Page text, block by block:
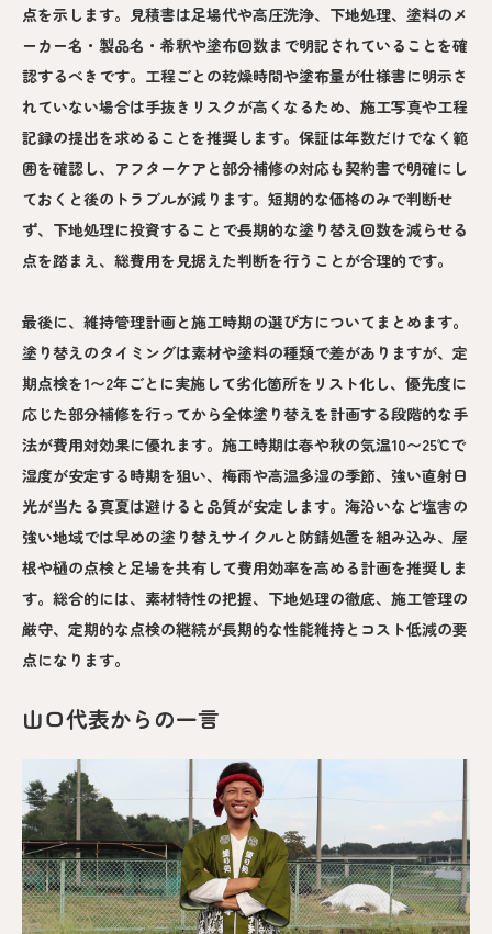
点を示します。見積書は足場代や高圧洗浄、下地処理、塗料のメ
ーカー名・製品名・希釈や塗布回数まで明記されていることを確
認するべきです。工程ごとの乾燥時間や塗布量が仕様書に明示さ
れていない場合は手抜きリスクが高くなるため、施工写真や工程
記録の提出を求めることを推奨します。保証は年数だけでなく範
囲を確認し、アフターケアと部分補修の対応も契約書で明確にし
ておくと後のトラブルが減ります。短期的な価格のみで判断せ
ず、下地処理に投資することで長期的な塗り替え回数を減らせる
点を踏まえ、総費用を見据えた判断を行うことが合理的です。
最後に、維持管理計画と施工時期の選び方についてまとめます。
塗り替えのタイミングは素材や塗料の種類で差がありますが、定
期点検を1〜2年ごとに実施して劣化箇所をリスト化し、優先度に
応じた部分補修を行ってから全体塗り替えを計画する段階的な手
法が費用対効果に優れます。施工時期は春や秋の気温10〜25℃で
湿度が安定する時期を狙い、梅雨や高温多湿の季節、強い直射日
光が当たる真夏は避けると品質が安定します。海沿いなど塩害の
強い地域では早めの塗り替えサイクルと防錆処置を組み込み、屋
根や樋の点検と足場を共有して費用効率を高める計画を推奨しま
す。総合的には、素材特性の把握、下地処理の徹底、施工管理の
厳守、定期的な点検の継続が長期的な性能維持とコスト低減の要
点になります。
山口代表からの一言